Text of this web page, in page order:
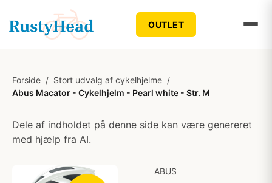
OUTLET
Forside / Stort udvalg af cykelhjelme /
Abus Macator - Cykelhjelm - Pearl white - Str. M
Dele af indholdet på denne side kan være genereret
med hjælp fra AI.
ABUS